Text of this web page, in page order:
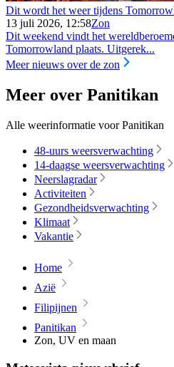
Dit wordt het weer tijdens
13 juli 2026, 12:58Zon
Dit weekend vindt het
Tomorrowland plaats. Uitgerek...
Meer nieuws over de zon
Meer over Panitikan
Alle weerinformatie voor Panitikan
48-uurs weersverwachting
14-daagse weersverwachting
Neerslagradar
Activiteiten
Gezondheidsverwachting
Klimaat
Vakantie
Home
Azië
Filipijnen
Panitikan
Zon, UV en maan